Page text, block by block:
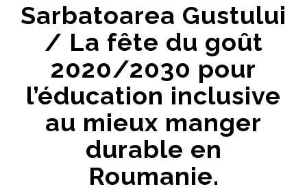
Sarbatoarea Gustului
/ La fête du goût
2020/2030 pour
l’éducation inclusive
au mieux manger
durable en
Roumanie.